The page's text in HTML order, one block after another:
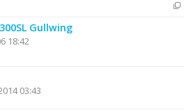
Gullwing
18:42
03:43